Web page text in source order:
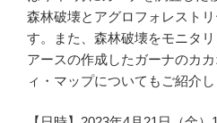
森林破壊とアグロフォレスト
す。また、森林破壊をモニタ
アースの作成したガーナのカ
ィ・マップについてもご紹介し